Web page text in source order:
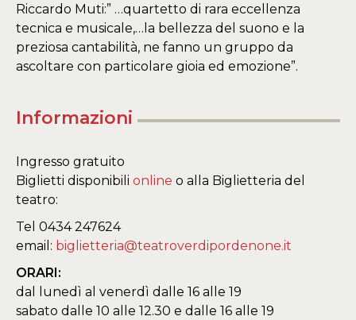
Riccardo Muti:” …quartetto di rara eccellenza
tecnica e musicale,…la bellezza del suono e la
preziosa cantabilità, ne fanno un gruppo da
ascoltare con particolare gioia ed emozione”.
Informazioni
Ingresso gratuito
Biglietti disponibili online o alla Biglietteria del
teatro:
Tel 0434 247624
email: biglietteria@teatroverdipordenone.it
ORARI:
dal lunedì al venerdì dalle 16 alle 19
sabato dalle 10 alle 12.30 e dalle 16 alle 19